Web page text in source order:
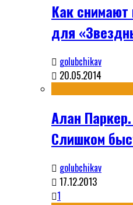
Как снимают
для
golubchikav
20.05.2014
Алан
Слишком
golubchikav
17.12.2013
1